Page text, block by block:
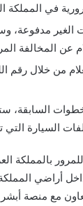
في المملكة
الغير مدفوعة،
عن المخالفة
من خلال رقم
السيارة
للمرور بالمملكة
أراضي
مع منصة أبشر